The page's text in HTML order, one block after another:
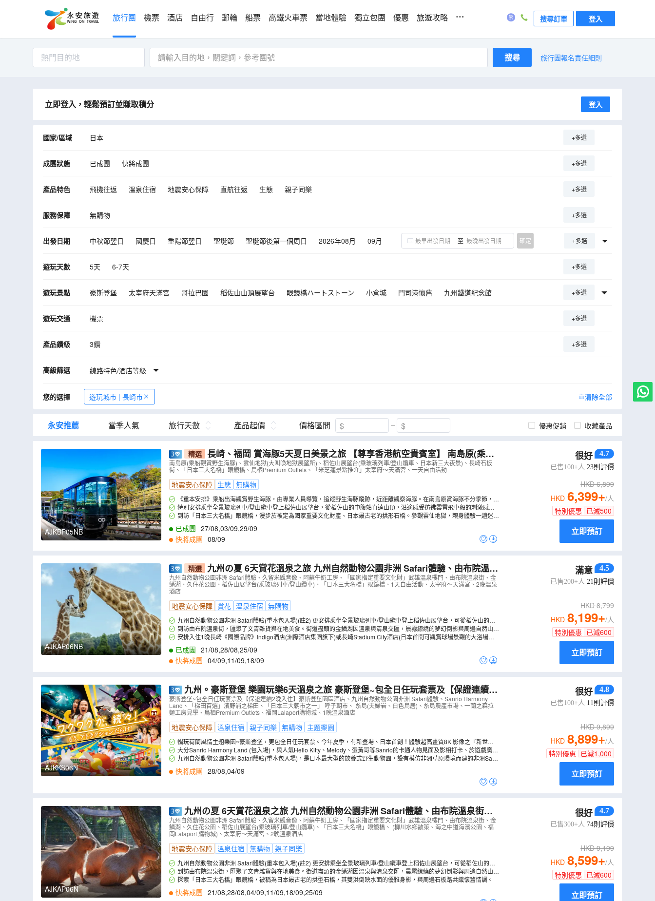
旅行團 機票 酒店 自由行 郵輪 船票 高鐵火車票 當地體驗 獨立包團 優惠 旅遊攻略 ... 搜尋訂單 登入
熱門目的地 搜尋 旅行團報名責任細則
立即登入，輕鬆預訂並賺取積分 登入
國家/區域 日本 +多選
成團狀態 已成團 快將成團 +多選
產品特色 飛機往返 溫泉住宿 地震安心保障 直航往返 生態 親子同樂 +多選
服務保障 無購物 +多選
出發日期 中秋節翌日 國慶日 重陽節翌日 聖誕節 聖誕節後第一個周日 2026年08月
09月
至 確定 +多選
遊玩天數 5天 6-7天 +多選
遊玩景點 豪斯登堡 太宰府天滿宮 哥拉巴園 稻佐山山頂展望台 眼鏡橋ハートストーン 小倉城 門司港懷舊
九州鐵道紀念館
九州自然動物園
+多選
遊玩交通 機票 +多選
產品鑽級 3鑽 +多選
高級篩選 線路特色/酒店等級
您的選擇 遊玩城市 | 長崎市 清除全部
永安推薦 當季人氣 旅行天數 產品起價 價格區間 優惠促銷 收藏產品
AJKBP05NB
精選 長崎、福岡 賞海豚5天夏日美景之旅 【尊享香港航空貴賓室】 南島原(乘船
觀賞野生海豚)、雲仙地獄(大叫喚地獄展望所)、稻佐山展望台(乘玻璃列車/登山纜車、
日本新三大夜景)《4月1日起出發適用》（AJKBP05NB）
南島原(乘船觀賞野生海豚)、雲仙地獄(大叫喚地獄展望所)、稻佐山展望台(乘玻璃列車/登山纜車、日本新三大夜景)、長崎石板
街、「日本三大名橋」眼鏡橋、鳥栖Premium Outlets、「米芝蓮景點推介」太宰府～天滿宮、一天自由活動
地震安心保障 生態 無購物
《重本安排》乘船出海觀賞野生海豚，由專業人員導覽，追蹤野生海豚蹤跡，近距離觀察海豚。在南島原賞海豚不分季節，據
說與海豚相遇的機率高達99%！
特別安排乘坐全景玻璃列車/登山纜車登上稻佐山展望台，從稻佐山的中腹站直達山頂，沿途感受彷彿雲霄飛車般的刺激感。
在山頂展望台，可360度欣賞長崎全景及日本新三大夜景。遊走著名的長崎石板街「荷蘭坡」，這條通往哥拉巴公園的迷人的鵝
卵石斜坡，兩旁有許多懷舊的西式洋房以及畫滿彩繪的外牆，沿著美麗的石板路行走，就能感受到充滿異國風情的長崎歷史和文
化。
到訪「日本三大名橋」眼鏡橋，漫步於被定為國家重要文化財產、日本最古老的拱形石橋。參觀雲仙地獄，親身體驗一趟迷幻
的地獄巡禮，在噴氣最為猛烈的「大叫喚地獄」觀景台，近距離觀察令人震撼的地熱噴發的現象。
已成團 27/08,03/09,29/09
快將成團 08/09
很好 4.7
已售100+人 23則評價
HKD6,899
HKD 6,399+/人
特別優惠 已減500
立即預訂
AJKAP06NB
精選 九州の夏 6天賞花溫泉之旅 九州自然動物公園非洲 Safari體驗、由布院溫泉
街、稻佐山展望台(乘玻璃列車/登山纜車)、1天自由活動（AJKAP06NB）
九州自然動物公園非洲 Safari體驗、久留米觀音像、阿蘇牛奶工房、「國家指定重要文化財」武雄溫泉樓門、由布院溫泉街、金
鱗湖、久住花公園、稻佐山展望台(乘玻璃列車/登山纜車)、「日本三大名橋」眼鏡橋、1天自由活動、太宰府～天滿宮、2晚溫泉
酒店
地震安心保障 賞花 溫泉住宿 無購物
九州自然動物公園非洲 Safari體驗(重本包入場)(註2) 更安排乘坐全景玻璃列車/登山纜車登上稻佐山展望台，可從稻佐山的中
腹站直達山頂，沿途感受彷彿雲霄飛車般的刺激感。在山頂展望台，可360度欣賞長崎全景。
到訪由布院温泉街，匯聚了文青雜貨與在地美食。街道盡頭的金鱗湖因溫泉與清泉交匯，晨霧繚繞的夢幻倒影與周邊自然山色
交織成療癒的度假勝景。
安排入住1晚長崎《國際品牌》Indigo酒店(洲際酒店集團旗下)或長崎Stadium City酒店(日本首間可觀賞球場景觀的大浴場之
酒店) ，舒適享受。
已成團 21/08,28/08,25/09
快將成團 04/09,11/09,18/09
滿意 4.5
已售200+人 21則評價
HKD8,799
HKD 8,199+/人
特別優惠 已減600
立即預訂
AJKKS06N
九州。豪斯登堡 樂園玩樂6天溫泉之旅 豪斯登堡~包全日任玩套票及【保證連續2
晚入住】豪斯登堡園區酒店、九州自然動物公園非洲 Safari體驗、Sanrio Harmony
Land、濱野浦之梯田（AJKKS06N）
豪斯登堡~包全日任玩套票及【保證連續2晚入住】豪斯登堡園區酒店、九州自然動物公園非洲 Safari體驗、Sanrio Harmony
Land、「梯田百選」濱野浦之梯田、「日本三大朝市之一」 呼子朝市、 糸島(夫婦岩、白色鳥居)、糸島農產市場、一蘭之森拉
麵工房見學、鳥栖Premium Outlets、福岡Lalaport購物城、1晚溫泉酒店
地震安心保障 溫泉住宿 親子同樂 無購物 主題樂園
暢玩荷蘭風情主題樂園~豪斯登堡，更包全日任玩套票。今年夏季，有新登場、日本首創！體驗超高畫質8K 影像之『新世紀
福音戰士』騎乘式遊樂設施、全新的度假泳池區，亦有全球首個Miffy園區「Miffy夢幻小鎮」及向日葵慶典(7月下旬～9月上旬)；
另更可暢玩園內多個遊樂設施，包括VR世界、無人島AR恐龍射擊體驗、「Shooting Star」飛索等，仲特別入住2晚豪斯登堡園
區內酒店，方便進出樂園盡情玩樂。
大分Sanrio Harmony Land (包入場)，與人氣Hello Kitty、Melody、蛋黃哥等Sanrio的卡通人物見面及影相打卡、於遊戲廣場
扭蛋及夾公仔，仲可以暢玩刺激的節奏過山車、Hello Kitty天使過山車，以及欣賞一眾卡通明星們領銜的大遊行及精彩表演!
九州自然動物公園非洲 Safari體驗(重本包入場)，是日本最大型的放養式野生動物園，設有模仿非洲草原環境而建的非洲Safar
i探險區。
快將成團 28/08,04/09
很好 4.8
已售100+人 11則評價
HKD9,899
HKD 8,899+/人
特別優惠 已減1,000
立即預訂
AJKAP06N
九州の夏 6天賞花溫泉之旅 九州自然動物公園非洲 Safari體驗、由布院溫泉街、
久住花公園、稻佐山展望台(乘玻璃列車/登山纜車)、海之中道海濱公園（AJKAP06N
）
九州自然動物公園非洲 Safari體驗、久留米觀音像、阿蘇牛奶工房、「國家指定重要文化財」武雄溫泉樓門、由布院溫泉街、金
鱗湖、久住花公園、稻佐山展望台(乘玻璃列車/登山纜車)、「日本三大名橋」眼鏡橋、 (柳川水鄉散策、海之中道海濱公園、福
岡Lalaport 購物城)、太宰府～天滿宮、2晚溫泉酒店
地震安心保障 溫泉住宿 無購物 親子同樂
九州自然動物公園非洲 Safari體驗(重本包入場)(註2) 更安排乘坐全景玻璃列車/登山纜車登上稻佐山展望台，可從稻佐山的中
腹站直達山頂，沿途感受彷彿雲霄飛車般的刺激感。在山頂展望台，可360度欣賞長崎全景。
到訪由布院温泉街，匯聚了文青雜貨與在地美食。街道盡頭的金鱗湖因溫泉與清泉交匯，晨霧繚繞的夢幻倒影與周邊自然山色
交織成療癒的度假勝景。
探索「日本三大名橋」眼鏡橋，被稱為日本最古老的拱型石橋，其雙洪倒映水面的優雅身影，與周邊石板路共織懷舊情調。
快將成團 21/08,28/08,04/09,11/09,18/09,25/09
很好 4.7
已售300+人 74則評價
HKD9,199
HKD 8,599+/人
特別優惠 已減600
立即預訂